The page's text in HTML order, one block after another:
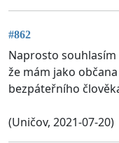
#862
Naprosto souhlasím
že mám jako
bezpáteřního
(Uničov, 2021-07-20)